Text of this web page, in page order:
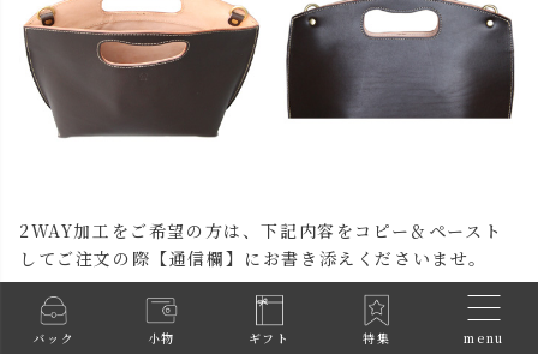
バック 小物 ギフト 特集 menu
2WAY加工をご希望の方は、下記内容をコピー＆ペースト
してご注文の際【通信欄】にお書き添えくださいませ。
【2WAY加工/カシメ1発 加工料金2,200円】